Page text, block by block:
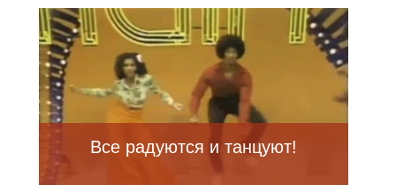
Все радуются и танцуют!